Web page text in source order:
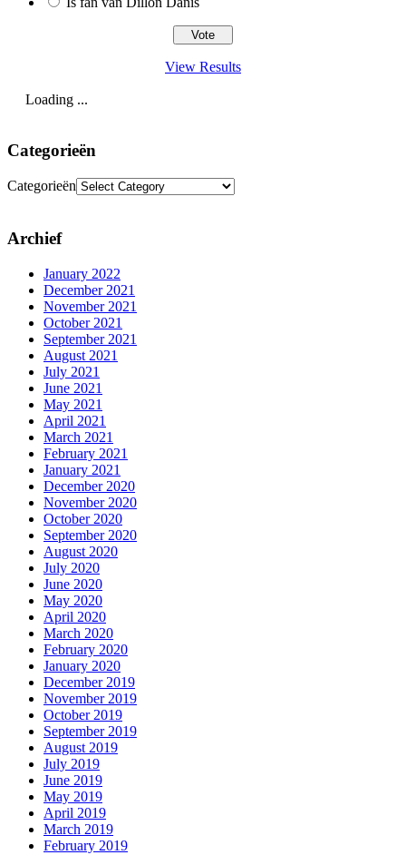
View Results
Loading ...
Categorieën
Categorieën
Archief
January 2022
December 2021
November 2021
October 2021
September 2021
August 2021
July 2021
June 2021
May 2021
April 2021
March 2021
February 2021
January 2021
December 2020
November 2020
October 2020
September 2020
August 2020
July 2020
June 2020
May 2020
April 2020
March 2020
February 2020
January 2020
December 2019
November 2019
October 2019
September 2019
August 2019
July 2019
June 2019
May 2019
April 2019
March 2019
February 2019